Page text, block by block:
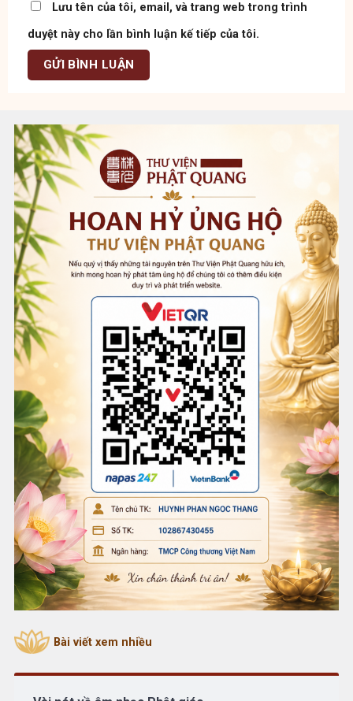
Lưu tên của tôi, email, và trang web trong trình
duyệt này cho lần bình luận kế tiếp của tôi.
Bài viết xem nhiều